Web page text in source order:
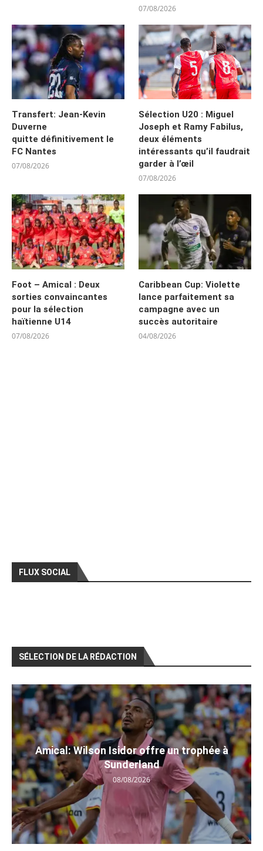
07/08/2026
Transfert: Jean-Kevin
Duverne
quitte définitivement le
FC Nantes
07/08/2026
Sélection U20 : Miguel
Joseph et Ramy Fabilus,
deux éléments
intéressants qu’il faudrait
garder à l’œil
07/08/2026
Foot – Amical : Deux
sorties convaincantes
pour la sélection
haïtienne U14
07/08/2026
Caribbean Cup: Violette
lance parfaitement sa
campagne avec un
succès autoritaire
04/08/2026
FLUX SOCIAL
SÉLECTION DE LA RÉDACTION
Amical: Wilson Isidor offre un trophée à
Sunderland
08/08/2026